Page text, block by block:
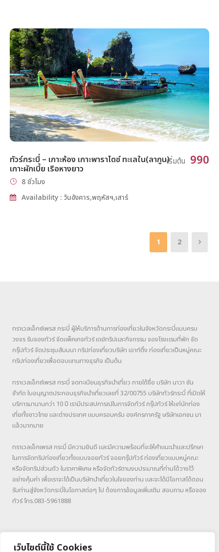
เว็บไซต์นี้ใช้ Cookies
ทัวร์กระบี่ – เกาะห้อง เกาะพาราไดซ์ ทะเลใน(ลากูน)
เกาะผักเบี้ย เรือหางยาว
เริ่มต้น 990
8 ชั่วโมง
Availability : วันอังคาร,พฤหัสฯ,เสาร์
1 2
ทราเวลเอ็กซ์เพรส กระบี่ ผู้ให้บริการด้านการท่องเที่ยวในจังหวัดกระบี่แบบครบ
วงจร รับจองทัวร์ จัดแพ็คเกจทัวร์ เดย์ทริปและกิจกรรม จองโรงแรมที่พัก จัด
กรุ๊ปทัวร์ จัดประชุมสัมมนา ทริปท่องเที่ยวบริษัท เอาท์ติ้ง ท่องเที่ยวเป็นหมู่คณะ
ทริปท่องเที่ยวเพื่อตอบแทนทางธุรกิจ เป็นต้น
ทราเวลเอ็กซ์เพรส กระบี่ จดทะเบียนธุรกิจนำเที่ยว ภายใต้ชื่อ บริษัท นาวา ซัน
จำกัด ใบอนุญาตประกอบธุรกิจนำเที่ยวเลขที่ 32/00755 บริษัททัวร์กระบี่ ที่เปิดให้
บริการมานานกว่า 10 ปี เรามีประสปการณ์ในการจัดทัวร์ กรุ๊ปทัวร์ ให้แก่นักท่อง
เที่ยทั้งชาวไทย และต่างประเทศ แบบครอบครับ องค์กรภาครัฐ ษริษัทเอกชน มา
แล้วมากมาย
ทราเวลเอ็กเพรส กระบี่ มีความยินดี และมีความพร้อมที่จะให้คำแนะนำและปรึกษา
ในการจัดทริปท่องเที่ยวทั้งแบบจอยทัวร์ จอยกรุ๊ปทัวร์ ท่องเที่ยวแบบหมู่คณะ
หรือจัดทริปส่วนตัว ในราคาพิเศษ หรือจัดทัวร์ตามงบประมาณที่ท่านได้วางไว้
อย่างคุ้มค่า เพื่อเราจะได้เป็นบริษัทนำเที่ยวในใจของท่าน และจะได้มีโอกาสได้ตอน
รับท่านสู่จังหวัดกระบี่ในโอกาสต่อๆ ไป ต้องการข้อมูลเพิ่มเติม สอบถาม หรือจอง
ทัวร์ โทร.083-5961888